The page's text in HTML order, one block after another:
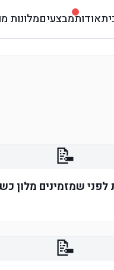
אודותמבצעיםמלונות
📝
שמזמינים מלון
📝